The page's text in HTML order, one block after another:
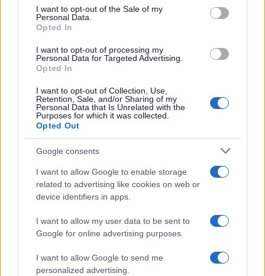
consent section.
I want to opt-out of the Sale of my
Personal Data.
Opted In
I want to opt-out of processing my
Personal Data for Targeted Advertising.
Opted In
I want to opt-out of Collection, Use,
Retention, Sale, and/or Sharing of my
Personal Data that Is Unrelated with the
Purposes for which it was collected.
Opted Out
Google consents
I want to allow Google to enable storage
related to advertising like cookies on web or
device identifiers in apps.
I want to allow my user data to be sent to
Google for online advertising purposes.
I want to allow Google to send me
personalized advertising.
Continua a leggere
TENNIS